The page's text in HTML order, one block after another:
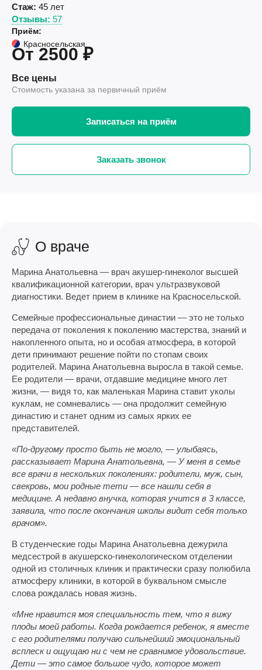
Стаж: 45 лет
Отзывы: 57
Приём:
Красносельская
От 2500 ₽
Все цены
Стоимость указана за первичный приём
Записаться на приём
Заказать звонок
О враче
Марина Анатольевна — врач акушер-гинеколог высшей
квалификационной категории, врач ультразвуковой
диагностики. Ведет прием в клинике на Красносельской.
Семейные профессиональные династии — это не только
передача от поколения к поколению мастерства, знаний и
накопленного опыта, но и особая атмосфера, в которой
дети принимают решение пойти по стопам своих
родителей. Марина Анатольевна выросла в такой семье.
Ее родители — врачи, отдавшие медицине много лет
жизни, — видя то, как маленькая Марина ставит уколы
куклам, не сомневались — она продолжит семейную
династию и станет одним из самых ярких ее
представителей.
«По-другому просто быть не могло, — улыбаясь,
рассказывает Марина Анатольевна, — У меня в семье
все врачи в нескольких поколениях: родители, муж, сын,
свекровь, мои родные тети — все нашли себя в
медицине. А недавно внучка, которая учится в 3 классе,
заявила, что после окончания школы видит себя только
врачом».
В студенческие годы Марина Анатольевна дежурила
медсестрой в акушерско-гинекологическом отделении
одной из столичных клиник и практически сразу полюбила
атмосферу клиники, в которой в буквальном смысле
слова рождалась новая жизнь.
«Мне нравится моя специальность тем, что я вижу
плоды моей работы. Когда рождается ребенок, я вместе
с его родителями получаю сильнейший эмоциональный
всплеск и ощущаю ни с чем не сравнимое удовольствие.
Дети — это самое большое чудо, которое может